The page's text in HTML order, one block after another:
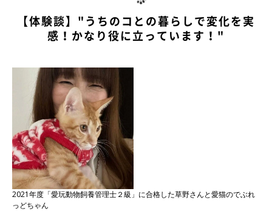
【体験談】"うちのコとの暮らしで変化を実
感！かなり役に立っています！"
2021年度「愛玩動物飼養管理士２級」に合格した草野さんと愛猫のでぶれ
っどちゃん